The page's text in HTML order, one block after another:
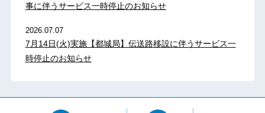
事に伴うサービス一時停止のお知らせ
2026.07.07
7月14日(火)実施【都城局】伝送路移設に伴うサービス一
時停止のお知らせ